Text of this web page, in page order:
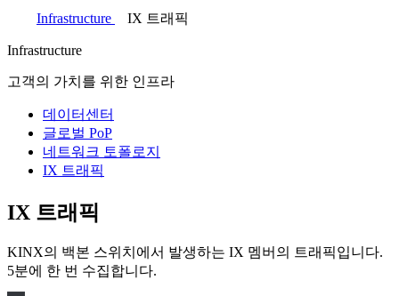
Infrastructure IX 트래픽
Infrastructure
고객의 가치를 위한 인프라
데이터센터
글로벌 PoP
네트워크 토폴로지
IX 트래픽
IX 트래픽
KINX의 백본 스위치에서 발생하는 IX 멤버의 트래픽입니다.
5분에 한 번 수집합니다.